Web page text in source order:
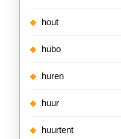
hout
hubo
huren
huur
huurtent